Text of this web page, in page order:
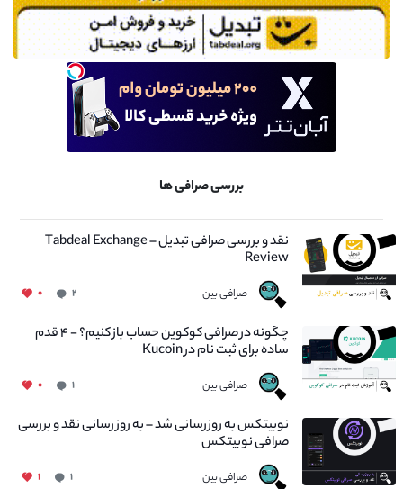
بررسی صرافی ها
نقد و بررسی صرافی تبدیل – Tabdeal Exchange
Review
صرافی بین ۲ ۰
چگونه در صرافی کوکوین حساب باز کنیم؟ - ۴ قدم
ساده برای ثبت نام در Kucoin
صرافی بین ۱ ۰
نوبیتکس به روزرسانی شد – به روز رسانی نقد و بررسی
صرافی نوبیتکس
صرافی بین ۱ ۱